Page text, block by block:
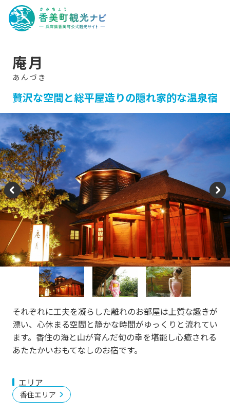
香
美
町
庫
県
香
美
町
公
式
観
光
サ
イ
ト
-
庵月
贅沢な空間と総平屋造りの隠れ家的な温泉宿
P
re
vi
o
u
N
e
xt
それぞれに工夫を凝らした離れのお部屋は上質な趣きが
漂い、心休まる空間と静かな時間がゆっくりと流れてい
ます。香住の海と山が育んだ旬の幸を堪能し心癒される
あたたかいおもてなしのお宿です。
エリア
香住エリア